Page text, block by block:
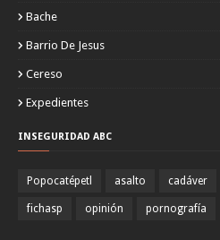
Bache
Barrio De Jesus
Cereso
Expedientes
INSEGURIDAD ABC
Popocatépetl asalto cadáver
fichasp opinión pornografía